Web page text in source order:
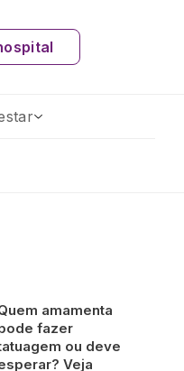
amamenta
fazer
ou deve
Veja